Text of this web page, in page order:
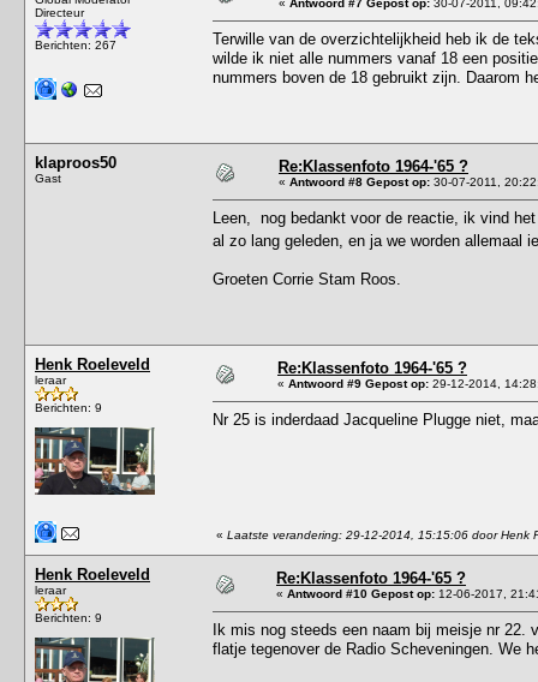
Directeur
Berichten: 267
« Antwoord #7 Gepost op: 30-07-2011,
Terwille van de overzichtelijkheid heb ik de
wilde ik niet alle nummers vanaf 18 een
nummers boven de 18 gebruikt zijn. Daarom
klaproos50
Gast
Re:Klassenfoto 1964-'65 ?
« Antwoord #8 Gepost op: 30-07-2011,
Leen, nog bedankt voor de reactie, ik vind
al zo lang geleden, en ja we worden
Groeten Corrie Stam Roos.
Henk Roeleveld
leraar
Berichten: 9
Re:Klassenfoto 1964-'65 ?
« Antwoord #9 Gepost op: 29-12-2014,
Nr 25 is inderdaad Jacqueline Plugge niet,
« Laatste verandering: 29-12-2014, 15:15:06 door Henk
Henk Roeleveld
leraar
Berichten: 9
Re:Klassenfoto 1964-'65 ?
« Antwoord #10 Gepost op: 12-06-2017,
Ik mis nog steeds een naam bij meisje nr
flatje tegenover de Radio Scheveningen. We